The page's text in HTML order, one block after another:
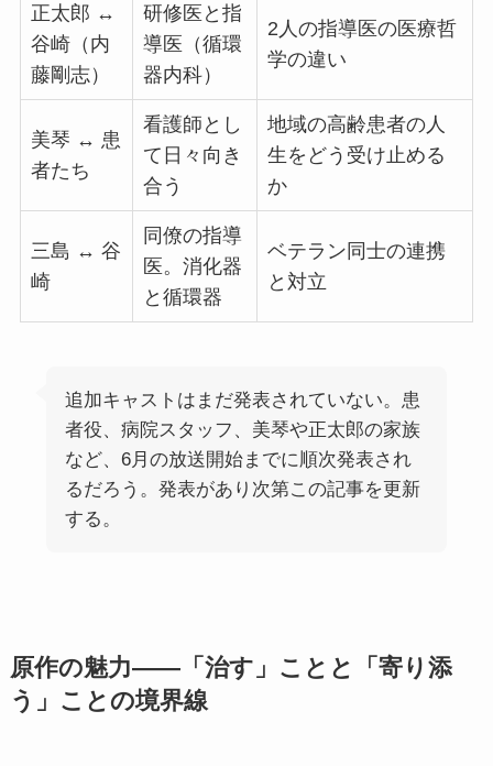
正太郎 ↔
谷崎（内
藤剛志）
研修医と指
導医（循環
器内科）
2人の指導医の医療哲
学の違い
美琴 ↔ 患
者たち
看護師とし
て日々向き
合う
地域の高齢患者の人
生をどう受け止める
か
三島 ↔ 谷
崎
同僚の指導
医。消化器
と循環器
ベテラン同士の連携
と対立
追加キャストはまだ発表されていない。患
者役、病院スタッフ、美琴や正太郎の家族
など、6月の放送開始までに順次発表され
るだろう。発表があり次第この記事を更新
する。
原作の魅力——「治す」ことと「寄り添
う」ことの境界線